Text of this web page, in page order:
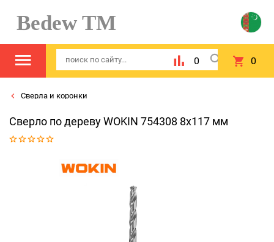
Bedew TM
0 0
Сверла и коронки
Сверло по дереву WOKIN 754308 8x117 мм